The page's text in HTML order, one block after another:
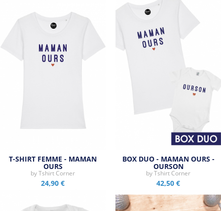
T-SHIRT FEMME - MAMAN
OURS
byTshirt Corner
24,90 €
BOX DUO - MAMAN OURS -
OURSON
byTshirt Corner
42,50 €